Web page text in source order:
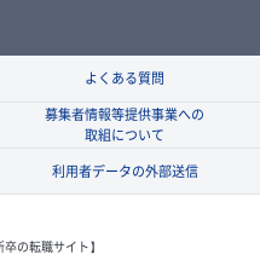
よくある質問
募集者情報等提供事業への
取組について
利用者データの外部送信
卒の転職サイト】